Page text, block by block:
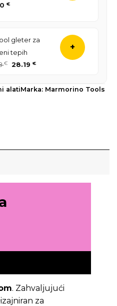
€
gleter za
tepih
€ 28.19€
+
alatiMarka: Marmorino Tools
. Zahvaljujući
za